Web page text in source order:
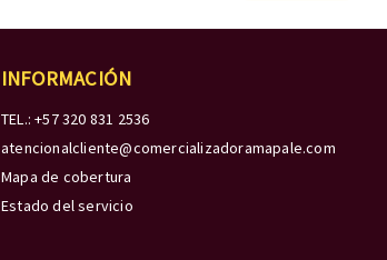
INFORMACIÓN
TEL.: +57 320 831 2536
atencionalcliente@comercializadoramapale.com
Mapa de cobertura
Estado del servicio